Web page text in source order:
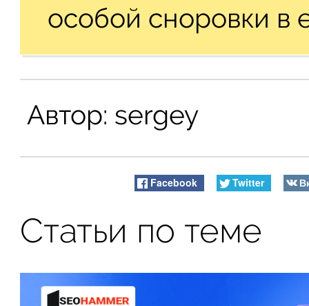
особой сноровки в
Автор: sergey
Facebook Twitter
Статьи по теме